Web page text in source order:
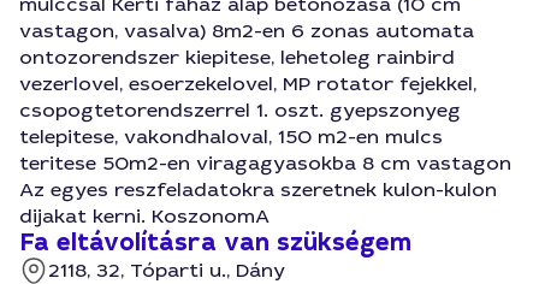
vastagon, vasalva) 8m2-en 6 zonas automata
ontozorendszer kiepitese, lehetoleg rainbird
vezerlovel, esoerzekelovel, MP rotator fejekkel,
csopogtetorendszerrel 1. oszt. gyepszonyeg
telepitese, vakondhaloval, 150 m2-en mulcs
teritese 50m2-en viragagyasokba 8 cm vastagon
Az egyes reszfeladatokra szeretnek kulon-kulon
dijakat kerni. KoszonomA
Fa eltávolításra van szükségem
2118, 32, Tóparti u., Dány